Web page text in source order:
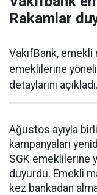
Rakamlar
VakıfBank, emekli
emeklilerine
detaylarını açıkladı.
Ağustos ayıyla
kampanyaları
SGK emeklilerine
duyurdu. Emekli
kez bankadan